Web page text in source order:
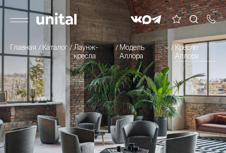
Главная Каталог
Лаунж-
кресла
Модель
Аллора
Кресло
Аллора